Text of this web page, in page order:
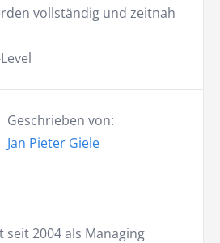
vollständig und zeitnah
Geschrieben von:
Jan Pieter Giele
seit 2004 als Managing